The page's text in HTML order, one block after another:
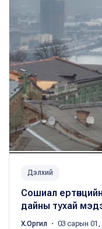
Дэлхий
Сошиал
дайны тухай
Х.Оргил ・ 03 сарын